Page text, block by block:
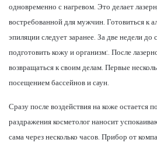
одновременно с нагревом. Это делает
востребованной для мужчин. Готовиться к
эпиляции следует заранее. За две недели до
подготовить кожу и организм:. После
возвращаться к своим делам. Первые
посещением бассейнов и саун.
Сразу после воздействия на коже остается
раздражения косметолог наносит
сама через несколько часов. Прибор от